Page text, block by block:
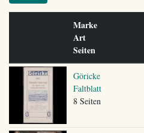
Marke
Art
Seiten
Göricke
Faltblatt
8 Seiten